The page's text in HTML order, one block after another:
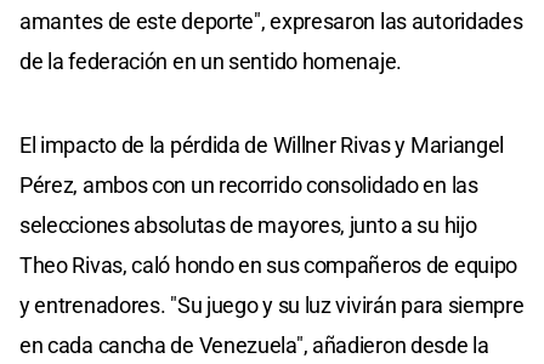
amantes de este deporte", expresaron las autoridades
de la federación en un sentido homenaje.
El impacto de la pérdida de Willner Rivas y Mariangel
Pérez, ambos con un recorrido consolidado en las
selecciones absolutas de mayores, junto a su hijo
Theo Rivas, caló hondo en sus compañeros de equipo
y entrenadores. "Su juego y su luz vivirán para siempre
en cada cancha de Venezuela", añadieron desde la